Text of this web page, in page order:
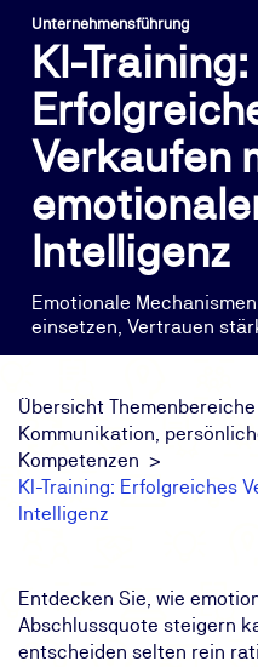
Unternehmensführung
KI-Training:
Verkaufen
Intelligenz
Emotionale Mechanismen
einsetzen, Vertrauen
Übersicht Themenbereiche
Kommunikation,
Kompetenzen
KI-Training: Erfolgreiches
Intelligenz
Entdecken Sie, wie
Abschlussquote steigern
entscheiden selten rein